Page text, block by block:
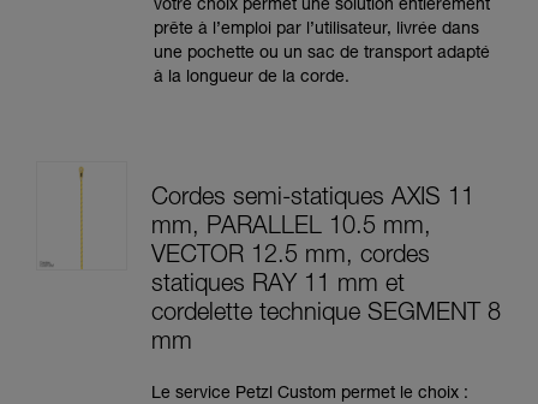
votre choix permet une solution entièrement
prête à l’emploi par l’utilisateur, livrée dans
une pochette ou un sac de transport adapté
à la longueur de la corde.
Cordes semi-statiques AXIS 11
mm, PARALLEL 10.5 mm,
VECTOR 12.5 mm, cordes
statiques RAY 11 mm et
cordelette technique SEGMENT 8
mm
Le service Petzl Custom permet le choix :